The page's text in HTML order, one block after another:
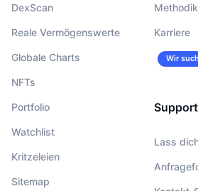
DexScan
Reale Vermögenswerte
Globale Charts
NFTs
Portfolio
Watchlist
Kritzeleien
Sitemap
Methodik
Karriere
Wir
Support
Lass